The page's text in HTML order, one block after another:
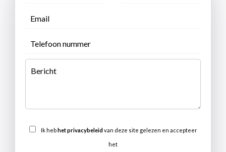
Ik hebhet privacybeleidvan deze site gelezen en accepteer
het